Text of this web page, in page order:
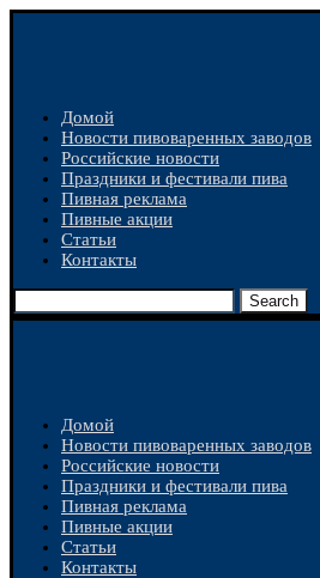
Домой
Новости пивоваренных заводов
Российские новости
Праздники и фестивали пива
Пивная реклама
Пивные акции
Статьи
Контакты
Search
Домой
Новости пивоваренных заводов
Российские новости
Праздники и фестивали пива
Пивная реклама
Пивные акции
Статьи
Контакты